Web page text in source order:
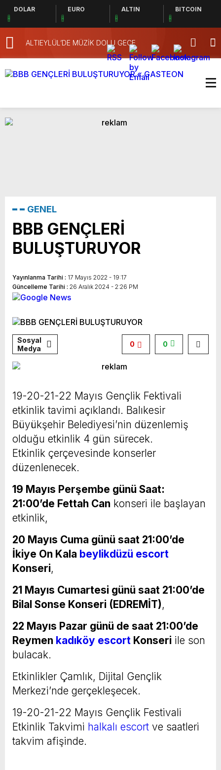
DOLAR EURO ALTIN BITCOIN
ALTIEYLÜL’DE MÜZİK DOLU GECE
Yangının En
Nazım
GENEL
BBB GENÇLERİ
BULUŞTURUYOR
Yayınlanma Tarihi : 17 Mayıs 2022 - 19:17
Güncelleme Tarihi : 26 Aralık 2024 - 2:26 PM
Sosyal
Medya
0
0
19-20-21-22 Mayıs Gençlik Fektivali
etkinlik tavimi açıklandı. Balıkesir
Büyükşehir Belediyesi’nin düzenlemiş
olduğu etkinlik 4 gün sürecek.
Etkinlik çerçevesinde konserler
düzenlenecek.
19 Mayıs Perşembe günü Saat:
21:00’de Fettah Can konseri ile başlayan
etkinlik,
20 Mayıs Cuma günü saat 21:00’de
İkiye On Kala beylikdüzü escort
Konseri,
21 Mayıs Cumartesi günü saat 21:00’de
Bilal Sonse Konseri (EDREMİT),
22 Mayıs Pazar günü de saat 21:00’de
Reymen kadıköy escort Konseri ile son
bulacak.
Etkinlikler Çamlık, Dijital Gençlik
Merkezi’nde gerçekleşecek.
19-20-21-22 Mayıs Gençlik Festivali
Etkinlik Takvimi halkalı escort ve saatleri
takvim afişinde.